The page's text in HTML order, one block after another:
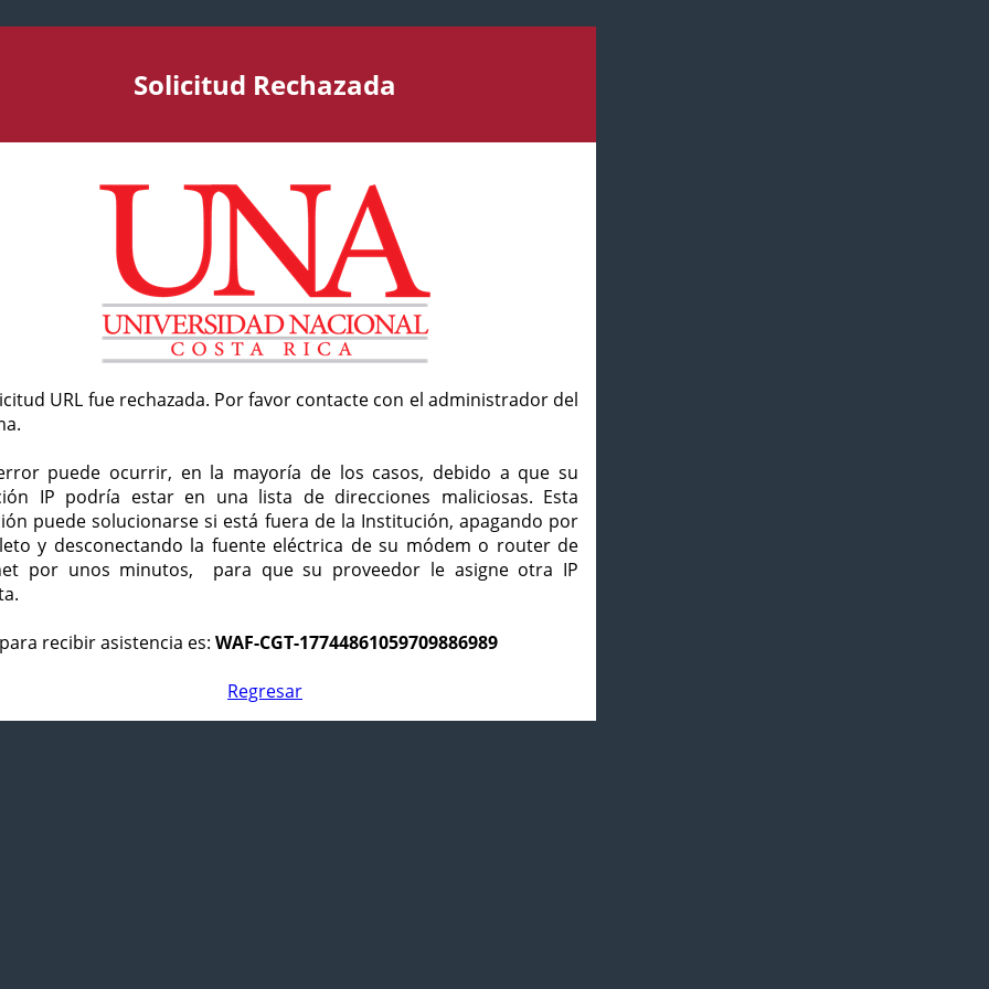
Solicitud Rechazada
URL fue rechazada. Por favor contacte con el administrador del
puede ocurrir, en la mayoría de los casos, debido a que su
IP podría estar en una lista de direcciones maliciosas. Esta
puede solucionarse si está fuera de la Institución, apagando por
y desconectando la fuente eléctrica de su módem o router de
por unos minutos, para que su proveedor le asigne otra IP
recibir asistencia es: WAF-CGT-17744861059709886989
Regresar